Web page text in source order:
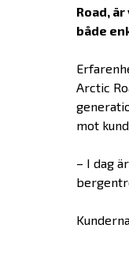
Road,
både
Arctic
mot
– I dag